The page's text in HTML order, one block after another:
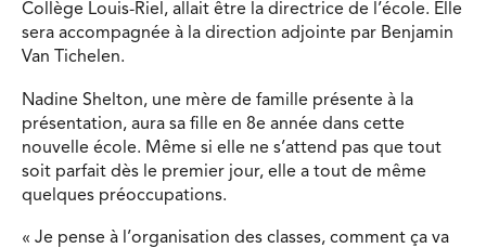
Collège Louis-Riel, allait être la directrice de l’école. Elle
sera accompagnée à la direction adjointe par Benjamin
Van Tichelen.
Nadine Shelton, une mère de famille présente à la
présentation, aura sa fille en 8e année dans cette
nouvelle école. Même si elle ne s’attend pas que tout
soit parfait dès le premier jour, elle a tout de même
quelques préoccupations.
« Je pense à l’organisation des classes, comment ça va